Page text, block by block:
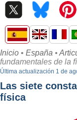
Inicio • España •
fundamentales de la
Última actualización 1 de
Las siete
física